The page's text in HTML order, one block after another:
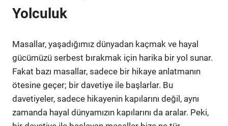
Yolculuk
Masallar, yaşadığımız dünyadan kaçmak ve hayal
gücümüzü serbest bırakmak için harika bir yol sunar.
Fakat bazı masallar, sadece bir hikaye anlatmanın
ötesine geçer; bir davetiye ile başlarlar. Bu
davetiyeler, sadece hikayenin kapılarını değil, aynı
zamanda hayal dünyamızın kapılarını da aralar. Peki,